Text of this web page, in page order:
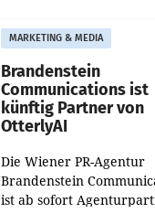
aus, womit sich das
gegenüber Juli 2025
verdoppelte (+102
MARKETING & MEDIA
Brandenstein
Communications ist
künftig Partner von
OtterlyAI
Die Wiener PR-Agentur
Brandenstein
ist ab sofort